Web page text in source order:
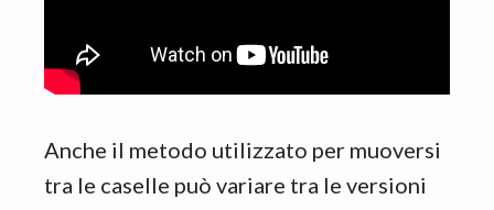
Anche il metodo utilizzato per muoversi
tra le caselle può variare tra le versioni